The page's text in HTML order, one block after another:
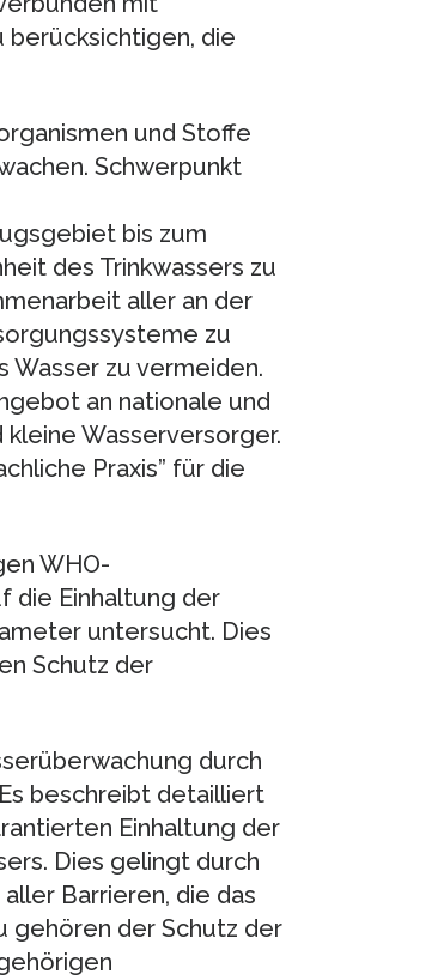
berücksichtigen, die
und Stoffe
Schwerpunkt
bis zum
des Trinkwassers zu
aller an der
zu
Wasser zu vermeiden.
an nationale und
Wasserversorger.
Praxis” für die
WHO-
die Einhaltung der
untersucht. Dies
Schutz der
durch
beschreibt detailliert
Einhaltung der
Dies gelingt durch
Barrieren, die das
gehören der Schutz der